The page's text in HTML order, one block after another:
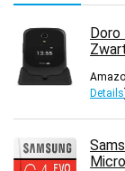
Details